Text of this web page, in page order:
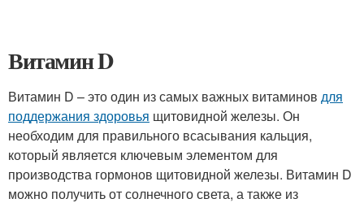
Витамин D
Витамин D – это один из самых важных витаминов для
поддержания здоровья щитовидной железы. Он
необходим для правильного всасывания кальция,
который является ключевым элементом для
производства гормонов щитовидной железы. Витамин D
можно получить от солнечного света, а также из